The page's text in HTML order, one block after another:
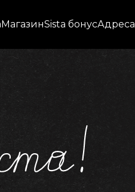
МагазинSista бонусАдреса